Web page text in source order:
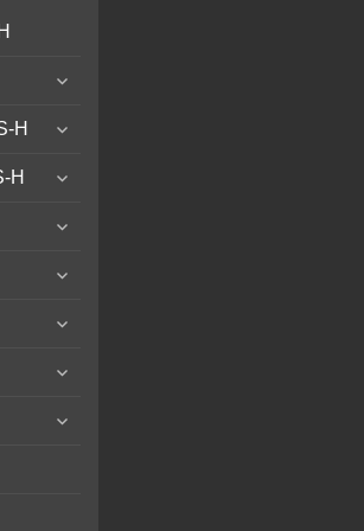
expand
menu
H
expand
menu
H
expand
menu
expand
menu
expand
menu
expand
menu
expand
menu
expand